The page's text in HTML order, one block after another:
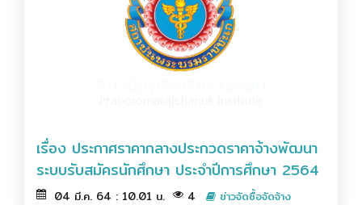
เรื่อง ประกาศราคากลางประกวดราคาจ้างพัฒนา
ระบบรับสมัครนักศึกษา ประจำปีการศึกษา 2564
04 มี.ค. 64 : 10.01 น. 4 ข่าวจัดซื้อจัดจ้าง